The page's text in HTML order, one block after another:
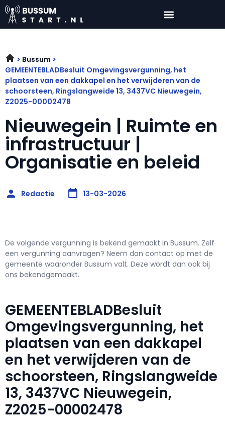
Bussum
GEMEENTEBLADBesluit Omgevingsvergunning, het
plaatsen van een dakkapel en het verwijderen van de
schoorsteen, Ringslangweide 13, 3437VC Nieuwegein,
Z2025-00002478
Nieuwegein | Ruimte en
infrastructuur |
Organisatie en beleid
Redactie 13-03-2026
De volgende vergunning is bekend gemaakt in Bussum. Zelf
een vergunning aanvragen? Neem dan contact op met de
gemeente waaronder Bussum valt. Deze wordt dan ook bij
ons bekendgemaakt.
GEMEENTEBLADBesluit
Omgevingsvergunning, het
plaatsen van een dakkapel
en het verwijderen van de
schoorsteen, Ringslangweide
13, 3437VC Nieuwegein,
Z2025-00002478